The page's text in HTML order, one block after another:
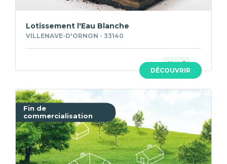
DÉCOUVRIR
Lotissement l'Eau Blanche
VILLENAVE-D'ORNON - 33140
Neuf
Fin de
commercialisation